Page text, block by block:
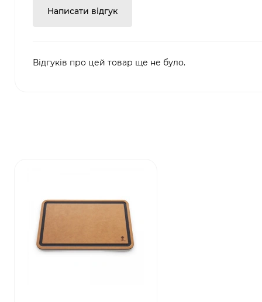
Написати відгук
Відгуків про цей товар ще не було.